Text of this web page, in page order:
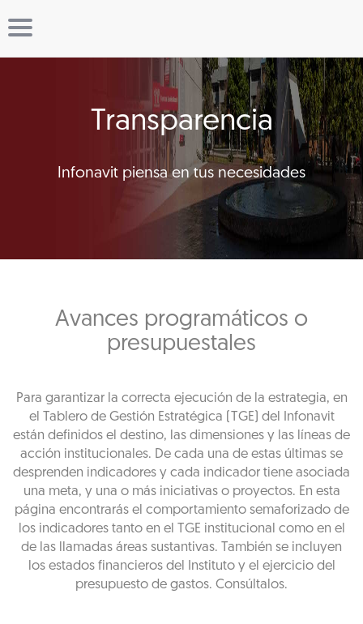
Transparencia
Infonavit piensa en tus necesidades
Avances programáticos o
presupuestales
Para garantizar la correcta ejecución de la estrategia, en
el Tablero de Gestión Estratégica (TGE) del Infonavit
están definidos el destino, las dimensiones y las líneas de
acción institucionales. De cada una de estas últimas se
desprenden indicadores y cada indicador tiene asociada
una meta, y una o más iniciativas o proyectos. En esta
página encontrarás el comportamiento semaforizado de
los indicadores tanto en el TGE institucional como en el
de las llamadas áreas sustantivas. También se incluyen
los estados financieros del Instituto y el ejercicio del
presupuesto de gastos. Consúltalos.